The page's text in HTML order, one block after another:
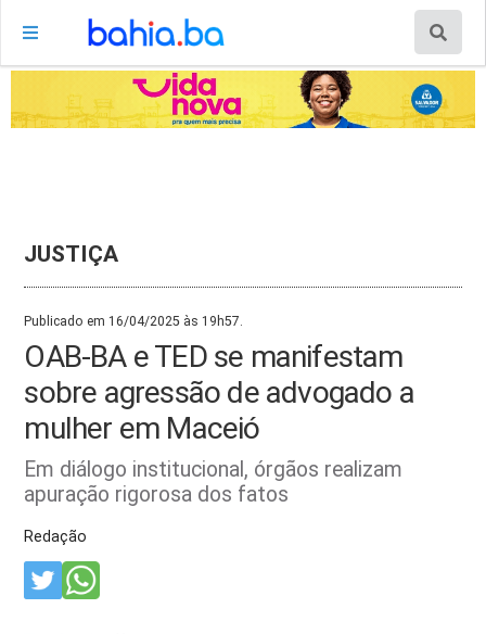
JUSTIÇA
Publicado em 16/04/2025 às 19h57.
OAB-BA e TED se manifestam
sobre agressão de advogado a
mulher em Maceió
Em diálogo institucional, órgãos realizam
apuração rigorosa dos fatos
Redação